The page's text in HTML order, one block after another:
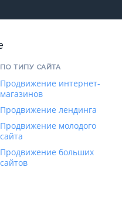
ПО ТИПУ САЙТА
Продвижение интернет-
магазинов
Продвижение лендинга
Продвижение молодого
сайта
Продвижение больших
сайтов